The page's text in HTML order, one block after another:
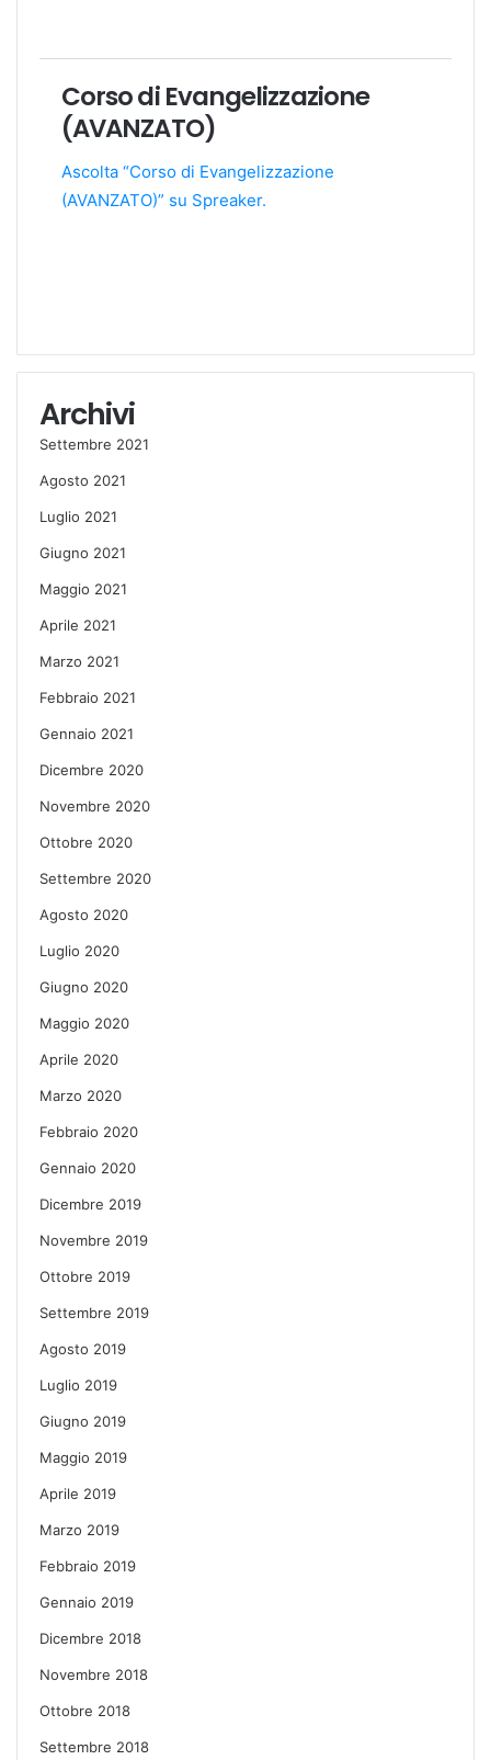
Corso di Evangelizzazione
(AVANZATO)
Ascolta “Corso di Evangelizzazione
(AVANZATO)” su Spreaker.
Archivi
Settembre 2021
Agosto 2021
Luglio 2021
Giugno 2021
Maggio 2021
Aprile 2021
Marzo 2021
Febbraio 2021
Gennaio 2021
Dicembre 2020
Novembre 2020
Ottobre 2020
Settembre 2020
Agosto 2020
Luglio 2020
Giugno 2020
Maggio 2020
Aprile 2020
Marzo 2020
Febbraio 2020
Gennaio 2020
Dicembre 2019
Novembre 2019
Ottobre 2019
Settembre 2019
Agosto 2019
Luglio 2019
Giugno 2019
Maggio 2019
Aprile 2019
Marzo 2019
Febbraio 2019
Gennaio 2019
Dicembre 2018
Novembre 2018
Ottobre 2018
Settembre 2018